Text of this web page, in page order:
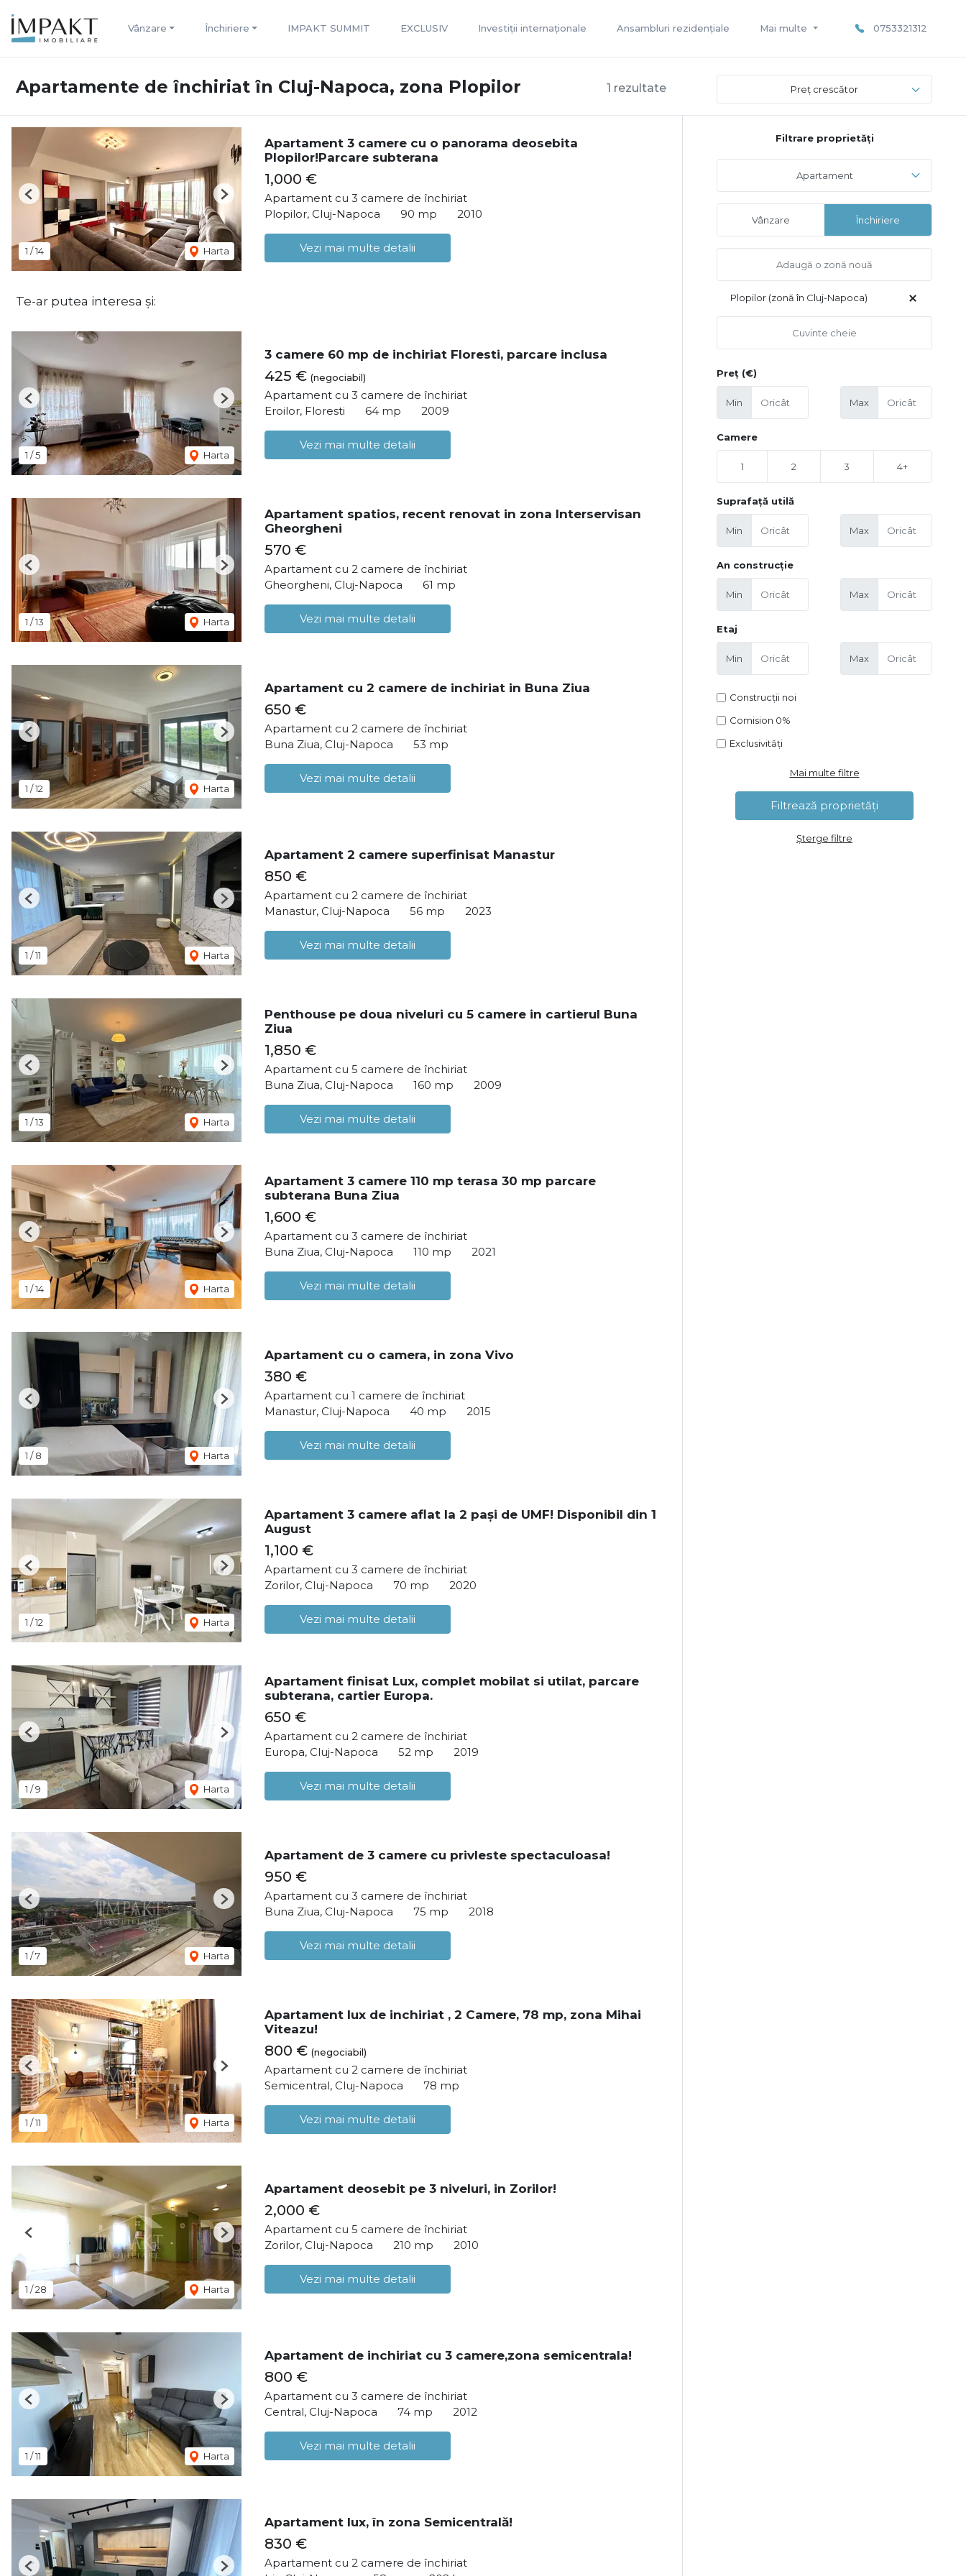
Vânzare Închiriere IMPAKT SUMMIT EXCLUSIV Investiții internaționale Ansambluri rezidențiale Mai multe 0753321312
1 rezultate
Apartamente de închiriat în Cluj-Napoca, zona Plopilor Preț crescător
1 /14 Harta
Previous Next
Apartament 3 camere cu o panorama deosebita
Plopilor!Parcare subterana
1,000 €
Apartament cu 3 camere de închiriat
Plopilor, Cluj-Napoca
90 mp 2010
Vezi mai multe detalii
Te-ar putea interesa și:
1 /5 Harta
Previous Next
3 camere 60 mp de inchiriat Floresti, parcare inclusa
425 € (negociabil)
Apartament cu 3 camere de închiriat
Eroilor, Floresti
64 mp 2009
Vezi mai multe detalii
1 /13 Harta
Previous Next
Apartament spatios, recent renovat in zona Interservisan
Gheorgheni
570 €
Apartament cu 2 camere de închiriat
Gheorgheni, Cluj-Napoca
61 mp
Vezi mai multe detalii
1 /12 Harta
Previous Next
Apartament cu 2 camere de inchiriat in Buna Ziua
650 €
Apartament cu 2 camere de închiriat
Buna Ziua, Cluj-Napoca
53 mp
Vezi mai multe detalii
1 /11 Harta
Previous Next
Apartament 2 camere superfinisat Manastur
850 €
Apartament cu 2 camere de închiriat
Manastur, Cluj-Napoca
56 mp 2023
Vezi mai multe detalii
1 /13 Harta
Previous Next
Penthouse pe doua niveluri cu 5 camere in cartierul Buna
Ziua
1,850 €
Apartament cu 5 camere de închiriat
Buna Ziua, Cluj-Napoca
160 mp 2009
Vezi mai multe detalii
1 /14 Harta
Previous Next
Apartament 3 camere 110 mp terasa 30 mp parcare
subterana Buna Ziua
1,600 €
Apartament cu 3 camere de închiriat
Buna Ziua, Cluj-Napoca
110 mp 2021
Vezi mai multe detalii
1 /8 Harta
Previous Next
Apartament cu o camera, in zona Vivo
380 €
Apartament cu 1 camere de închiriat
Manastur, Cluj-Napoca
40 mp 2015
Vezi mai multe detalii
1 /12 Harta
Previous Next
Apartament 3 camere aflat la 2 pași de UMF! Disponibil din 1
August
1,100 €
Apartament cu 3 camere de închiriat
Zorilor, Cluj-Napoca
70 mp 2020
Vezi mai multe detalii
1 /9 Harta
Previous Next
Apartament finisat Lux, complet mobilat si utilat, parcare
subterana, cartier Europa.
650 €
Apartament cu 2 camere de închiriat
Europa, Cluj-Napoca
52 mp 2019
Vezi mai multe detalii
1 /7 Harta
Previous Next
Apartament de 3 camere cu privleste spectaculoasa!
950 €
Apartament cu 3 camere de închiriat
Buna Ziua, Cluj-Napoca
75 mp 2018
Vezi mai multe detalii
1 /11 Harta
Previous Next
Apartament lux de inchiriat , 2 Camere, 78 mp, zona Mihai
Viteazu!
800 € (negociabil)
Apartament cu 2 camere de închiriat
Semicentral, Cluj-Napoca
78 mp
Vezi mai multe detalii
1 /28 Harta
Previous Next
Apartament deosebit pe 3 niveluri, in Zorilor!
2,000 €
Apartament cu 5 camere de închiriat
Zorilor, Cluj-Napoca
210 mp 2010
Vezi mai multe detalii
1 /11 Harta
Previous Next
Apartament de inchiriat cu 3 camere,zona semicentrala!
800 €
Apartament cu 3 camere de închiriat
Central, Cluj-Napoca
74 mp 2012
Vezi mai multe detalii
Previous Next
Apartament lux, în zona Semicentrală!
830 €
Apartament cu 2 camere de închiriat
Filtrare proprietăți
Apartament
Vânzare Închiriere
Plopilor (zonă în Cluj-Napoca)
Preț (€)
Min Max
Camere
1 2 3 4+
Suprafață utilă
Min Max
An construcție
Min Max
Etaj
Min Max
Construcții noi
Comision 0%
Exclusivități
Mai multe filtre
Șterge filtre